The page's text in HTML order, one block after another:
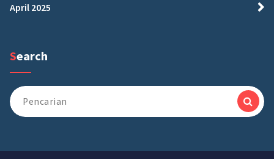
April 2025
Search
Pencarian
untuk: